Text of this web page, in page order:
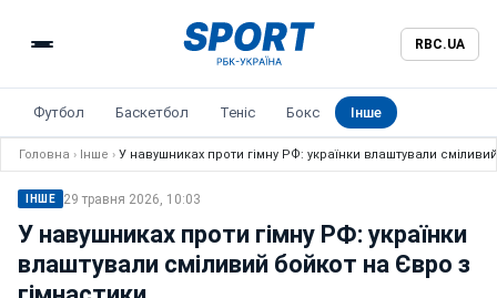
RBC.UA
Футбол Баскетбол Теніс Бокс Інше
Головна › Інше › У навушниках проти гімну РФ: українки влаштували
ІНШЕ 29 травня 2026, 10:03
У навушниках проти гімну РФ: українки
влаштували сміливий бойкот на Євро з